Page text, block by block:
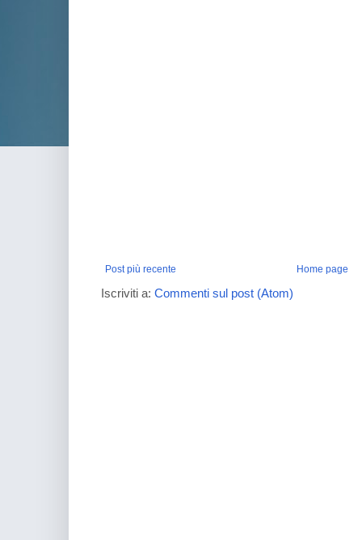
Post più recente Home page
Iscriviti a: Commenti sul post (Atom)